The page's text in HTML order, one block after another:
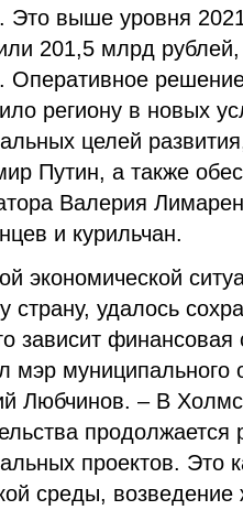
Это выше уровня
201,5 млрд
Оперативное
региону в новых
целей
Путин, а также
Валерия
и курильчан.
экономической
страну, удалось
зависит
мэр муниципального
Любчинов. – В
проектов. Это
среды,